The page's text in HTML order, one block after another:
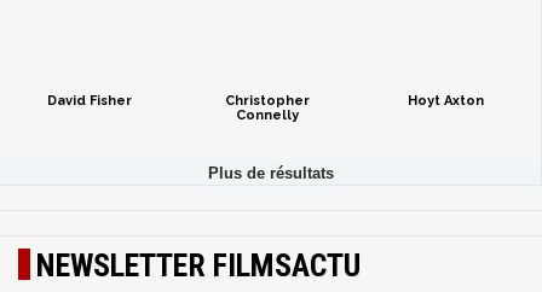
David Fisher
Christopher
Connelly
Hoyt Axton
NEWSLETTER FILMSACTU